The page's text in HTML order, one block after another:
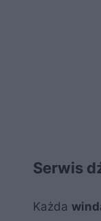
Serwis
Każda